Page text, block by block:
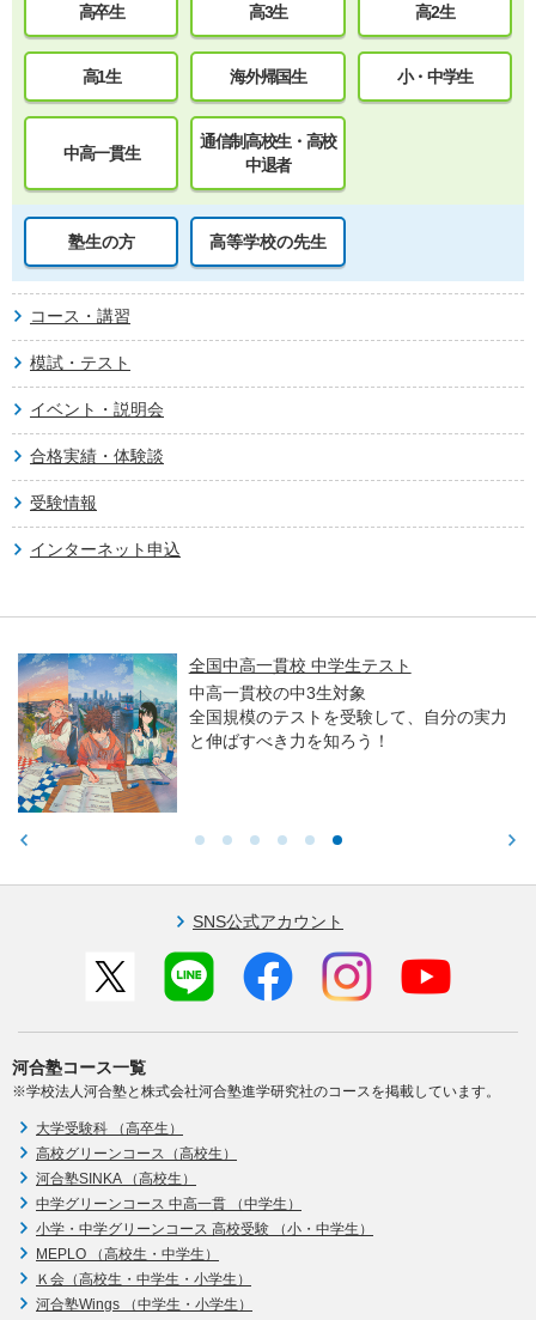
高卒生 高3生 高2生
高1生 海外帰国生 小・中学生
中高一貫生
通信制高校生・高校
中退者
塾生の方 高等学校の先生
コース・講習
模試・テスト
イベント・説明会
合格実績・体験談
受験情報
インターネット申込
全国中高一貫校 中学生テスト
中高一貫校の中3生対象
全国規模のテストを受験して、自分の実力
と伸ばすべき力を知ろう！
SNS公式アカウント
河合塾コース一覧
※学校法人河合塾と株式会社河合塾進学研究社のコースを掲載しています。
大学受験科 （高卒生）
高校グリーンコース（高校生）
河合塾SINKA （高校生）
中学グリーンコース 中高一貫 （中学生）
小学・中学グリーンコース 高校受験 （小・中学生）
MEPLO （高校生・中学生）
Ｋ会（高校生・中学生・小学生）
河合塾Wings （中学生・小学生）